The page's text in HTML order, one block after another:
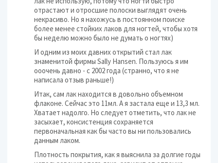
отрастают и отросшие полоски выглядят очень
некрасиво. Но я нахожусь в постоянном поиске
более менее стойких лаков для ногтей, чтобы хотя
бы неделю можно было не думать о ногтях)
И одним из моих давних открытий стал лак
знаменитой фирмы Sally Hansen. Пользуюсь я им
ооочень давно - с 2002 года (странно, что я не
написала отзыв раньше!)
Итак, сам лак находится в довольно объемном
флаконе. Сейчас это 11мл. А я застала еще и 13,3 мл.
Хватает надолго. Но следует отметить, что лак не
засыхает, консистенция сохраняется
первоначальная как бы часто вы ни пользовались
данным лаком.
Плотность покрытия, как я выяснила за долгие годы